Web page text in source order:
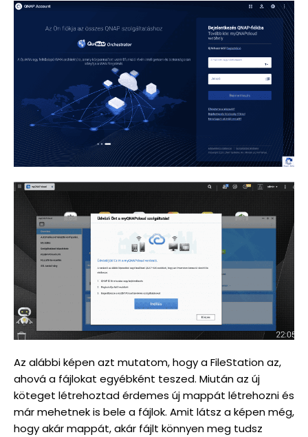
Az alábbi képen azt mutatom, hogy a FileStation az,
ahová a fájlokat egyébként teszed. Miután az új
köteget létrehoztad érdemes új mappát létrehozni és
már mehetnek is bele a fájlok. Amit látsz a képen még,
hogy akár mappát, akár fájlt könnyen meg tudsz